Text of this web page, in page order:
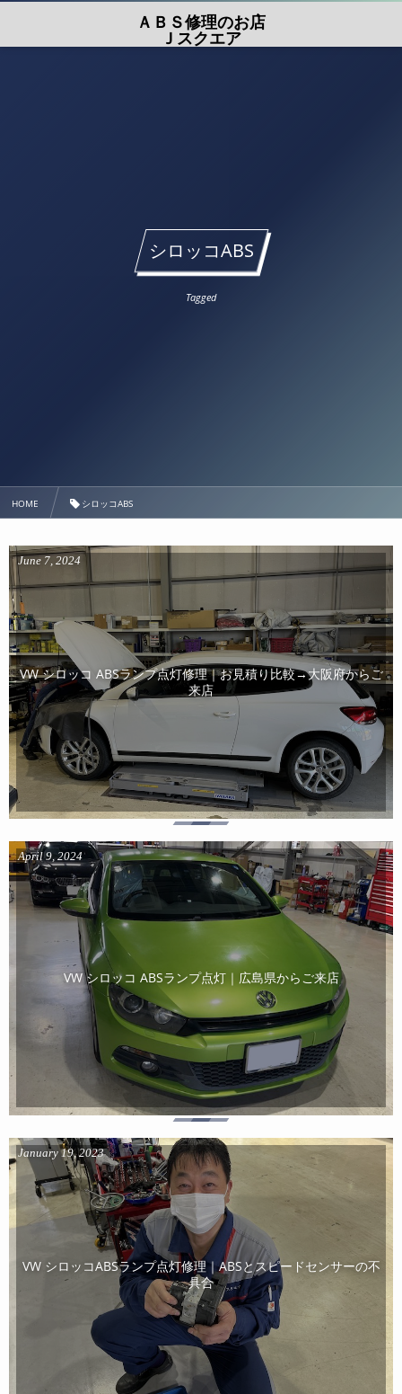
ＡＢＳ修理のお店
Ｊスクエア
シロッコABS
Tagged
HOME シロッコABS
VW シロッコ ABSランプ点灯修理｜お見積り比較→大阪府からご
来店
June 7 2024
VW シロッコ ABSランプ点灯｜広島県からご来店
April 9, 2024
VW シロッコABSランプ点灯修理｜ABSとスピードセンサーの不
具合
January 19,2023